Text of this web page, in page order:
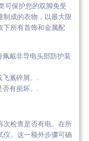
可保护您的双脚免受
制成的衣物，以最大限
下所有首饰和金属配
戴非导电头部防护装
飞溅碎屑。.
否有损坏。.
次检查是否有电。在所
仪。这一额外步骤可确